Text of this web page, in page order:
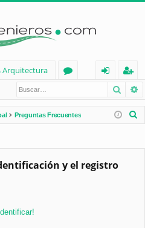
Arquitectura
os
nt
ifi
rs
eg
ist
ra
Preguntas Frecuentes
y el registro